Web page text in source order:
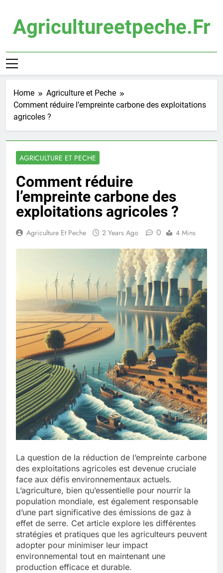
contentAgricultureetpeche.fr
Home
Agriculture et Peche
Comment réduire l’empreinte carbone des exploitations
agricoles ?
AGRICULTURE ET PECHE
Comment réduire
l’empreinte carbone des
exploitations agricoles ?
Agriculture Et Peche 2 Years Ago 0 4 Mins
La question de la réduction de l’empreinte carbone
des exploitations agricoles est devenue cruciale
face aux défis environnementaux actuels.
L’agriculture, bien qu’essentielle pour nourrir la
population mondiale, est également responsable
d’une part significative des émissions de gaz à
effet de serre. Cet article explore les différentes
stratégies et pratiques que les agriculteurs peuvent
adopter pour minimiser leur impact
environnemental tout en maintenant une
production efficace et durable.